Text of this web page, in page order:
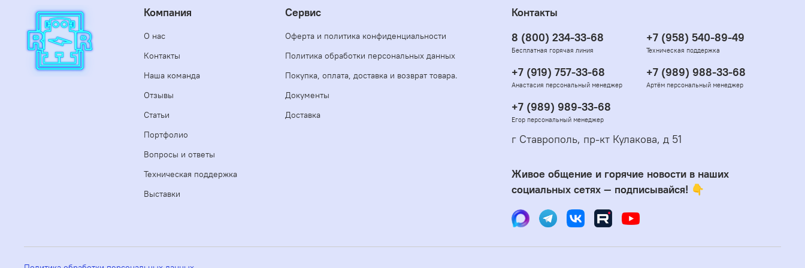
Компания
О нас
Контакты
Наша команда
Отзывы
Статьи
Портфолио
Вопросы и ответы
Техническая поддержка
Выставки
Сервис
Оферта и политика конфиденциальности
Политика обработки персональных данных
Покупка, оплата, доставка и возврат товара.
Документы
Доставка
Контакты
8 (800) 234-33-68
Бесплатная горячая линия
+7 (958) 540-89-49
Техническая поддержка
+7 (919) 757-33-68
Анастасия персональный менеджер
+7 (989) 988-33-68
Артём персональный менеджер
+7 (989) 989-33-68
Егор персональный менеджер
г Ставрополь, пр-кт Кулакова, д 51
Живое общение и горячие новости в наших
социальных сетях — подписывайся! 👇